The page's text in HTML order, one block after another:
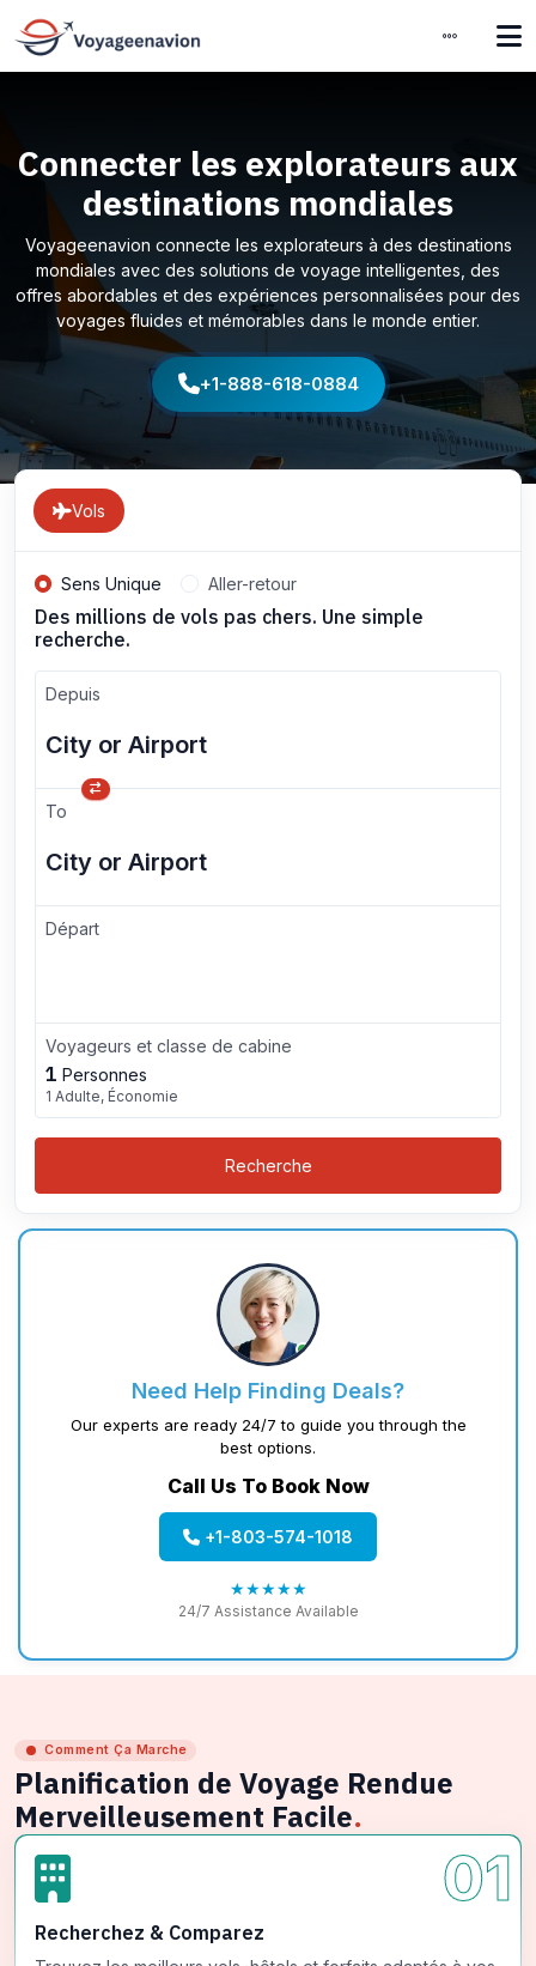
Connecter les explorateurs aux
destinations mondiales
Voyageenavion connecte les explorateurs à des destinations
mondiales avec des solutions de voyage intelligentes, des
offres abordables et des expériences personnalisées pour des
voyages fluides et mémorables dans le monde entier.
+1-888-618-0884
Vols
Sens Unique Aller-retour
Des millions de vols pas chers. Une simple
recherche.
Depuis
To
Départ
Voyageurs et classe de cabine
1 Personnes
1 Adulte, Économie
Recherche
Need Help Finding Deals?
Our experts are ready 24/7 to guide you through the
best options.
Call Us To Book Now
+1-803-574-1018
★★★★★
24/7 Assistance Available
Comment Ça Marche
Planification de Voyage Rendue
Merveilleusement Facile.
01
Recherchez & Comparez